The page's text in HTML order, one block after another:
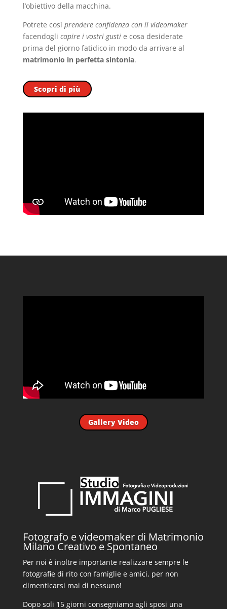
l’obiettivo della macchina.
Potrete così prendere confidenza con il videomaker
facendogli capire i vostri gustie cosa desiderate
prima del giorno fatidico in modo da arrivare al
matrimonio in perfetta sintonia.
Scopri di più
Gallery Video
Fotografo e videomaker di Matrimonio
Milano Creativo e Spontaneo
Per noi è inoltre importante realizzare sempre le
fotografie di rito con famiglie e amici, per non
dimenticarsi mai di nessuno!
Dopo soli 15 giorni consegniamo agli sposi una